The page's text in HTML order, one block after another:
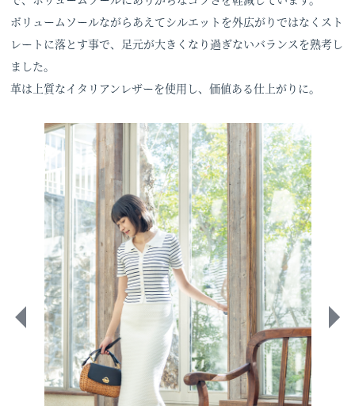
ボリュームソールながらあえてシルエットを外広がりではなくスト
レートに落とす事で、足元が大きくなり過ぎないバランスを熟考し
ました。
革は上質なイタリアンレザーを使用し、価値ある仕上がりに。